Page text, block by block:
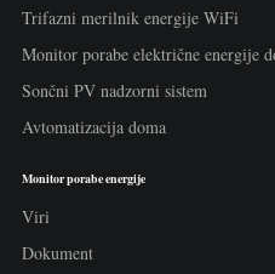
Trifazni merilnik energije WiFi
Monitor porabe električne energije
Sončni PV nadzorni sistem
Avtomatizacija doma
Monitor porabe energije
Viri
Dokument